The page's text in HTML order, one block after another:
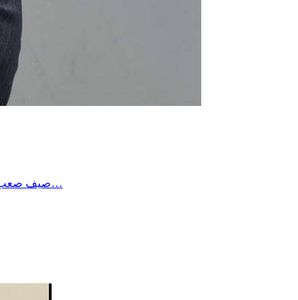
صيف صعب بكل المقاييس … عشته شخصيا بألم كبير و أتمنى ألا يتكرر …هناك اختيارات وطنية تعثرنا فيها…و اقول انه للأسف، بقيت لدينا من زمن بعيد في…